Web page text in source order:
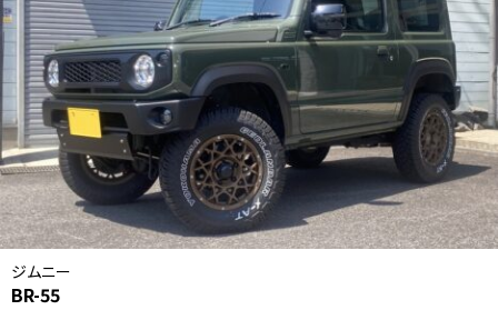
ジムニー
BR-55